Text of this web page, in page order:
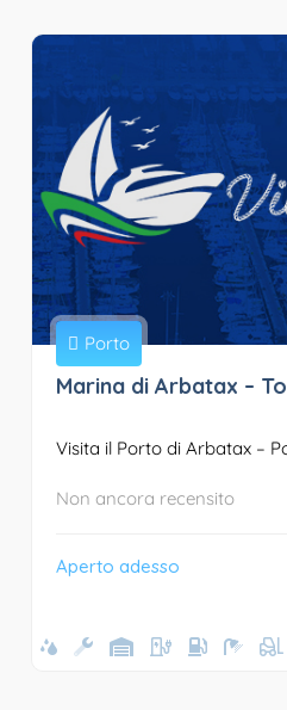
Porto
Marina di Arbatax –
Visita il Porto di Arbatax –
Non ancora recensito
Aperto adesso